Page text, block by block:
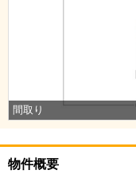
間取り
物件概要